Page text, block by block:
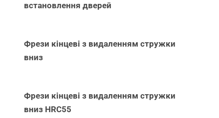
встановлення дверей
Фрези кінцеві з видаленням стружки
вниз
Фрези кінцеві з видаленням стружки
вниз НRC55